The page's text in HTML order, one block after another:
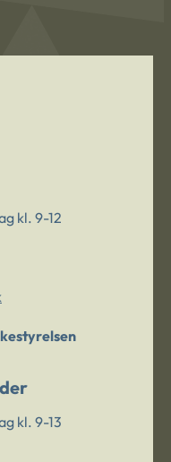
kl. 9-12
kl. 9-13